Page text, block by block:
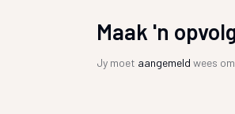
Maak 'n
Jy moet aangemeld wees